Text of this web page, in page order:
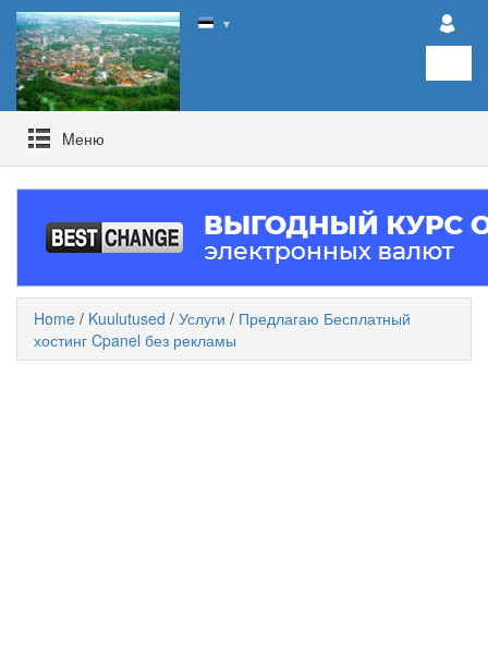
▼
Mеню
Home / Kuulutused / Услуги / Предлагаю Бесплатный
хостинг Cpanel без рекламы